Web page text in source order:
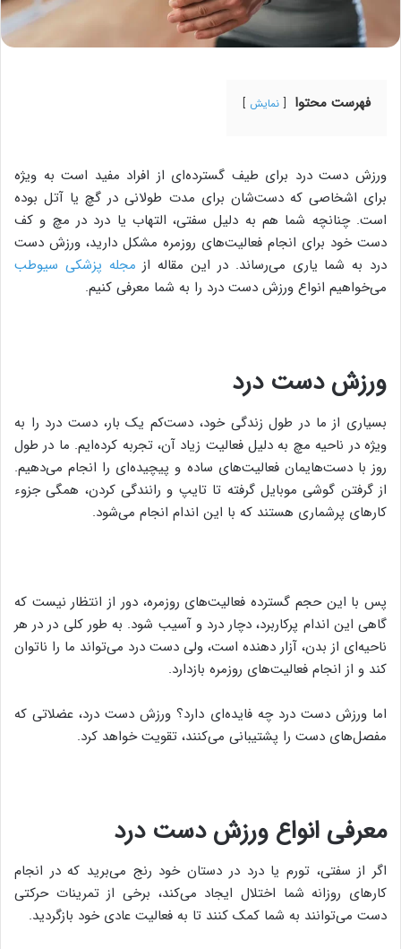
فهرست محتوا نمایش
ورزش دست درد برای طیف گسترده‌ای از افراد مفید است به ویژه
برای اشخاصی که دست‌شان برای مدت طولانی در گچ یا آتل بوده
است. چنانچه شما هم به دلیل سفتی، التهاب یا درد در مچ و کف
دست خود برای انجام فعالیت‌های روزمره مشکل دارید، ورزش دست
درد به شما یاری می‌رساند. در این مقاله از مجله پزشکی سیوطب
می‌خواهیم انواع ورزش دست درد را به شما معرفی کنیم.
ورزش دست درد
بسیاری از ما در طول زندگی خود، دست‌کم یک بار، دست درد را به
ویژه در ناحیه مچ به دلیل فعالیت زیاد آن، تجربه کرده‌ایم. ما در طول
روز با دست‌هایمان فعالیت‌های ساده و پیچیده‌ای را انجام می‌دهیم.
از گرفتن گوشی موبایل گرفته تا تایپ و رانندگی کردن، همگی جزوء
کارهای پرشماری هستند که با این اندام انجام می‌شود.
پس با این حجم گسترده فعالیت‌های روزمره، دور از انتظار نیست که
گاهی این اندام پرکاربرد، دچار درد و آسیب شود. به طور کلی در در هر
ناحیه‌ای از بدن، آزار دهنده است، ولی دست درد می‌تواند ما را ناتوان
کند و از انجام فعالیت‌های روزمره بازدارد.
اما ورزش دست درد چه فایده‌ای دارد؟ ورزش دست درد، عضلاتی که
مفصل‌های دست را پشتیبانی می‌کنند، تقویت خواهد کرد.
معرفی انواع ورزش دست درد
اگر از سفتی، تورم یا درد در دستان خود رنج می‌برید که در انجام
کارهای روزانه شما اختلال ایجاد می‌کند، برخی از تمرینات حرکتی
دست می‌توانند به شما کمک کنند تا به فعالیت عادی خود بازگردید.